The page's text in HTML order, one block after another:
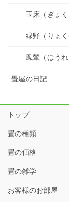
玉床（ぎょ
緑野（りょ
鳳輦（ほう
畳屋の日記
トップ
畳の種類
畳の価格
畳の雑学
お客様のお部屋